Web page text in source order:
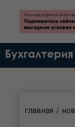
Бухгалтерия
главная